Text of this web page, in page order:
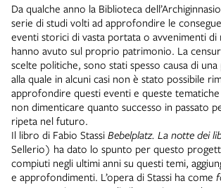
Da qualche anno la Biblioteca
serie di studi volti ad approfondire le
eventi storici di vasta portata o avvenimenti di
hanno avuto sul proprio patrimonio. La
scelte politiche, sono stati spesso causa di
alla quale in alcuni casi non è stato possibile
approfondire questi eventi e queste
non dimenticare quanto successo in passato
ripeta nel futuro.
Il libro di Fabio Stassi Bebelplatz. La notte dei
Sellerio) ha dato lo spunto per questo
compiuti negli ultimi anni su questi temi,
e approfondimenti. L’opera di Stassi ha come